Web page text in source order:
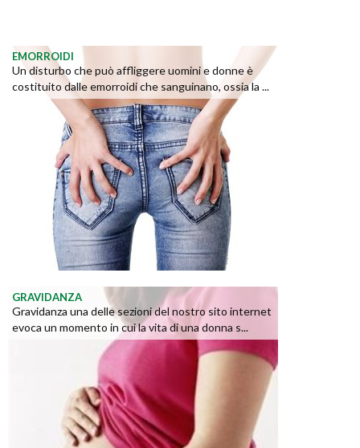
EMORROIDI
Un disturbo che può affliggere uomini e donne è
costituito dalle emorroidi che sanguinano, ossia la ...
GRAVIDANZA
Gravidanza una delle sezioni del nostro sito internet
evoca un momento in cui la vita di una donna s...